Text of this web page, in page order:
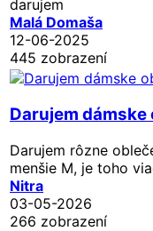
darujem
Malá Domaša
12-06-2025
445 zobrazení
Darujem dámske
Darujem rôzne
menšie M, je toho
Nitra
03-05-2026
266 zobrazení